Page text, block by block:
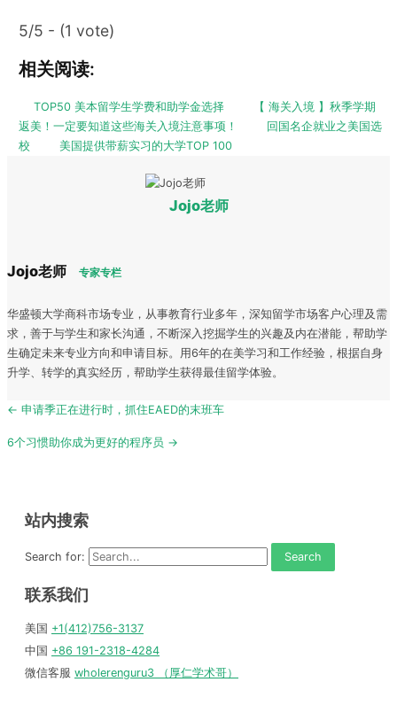
5/5 - (1 vote)
相关阅读:
TOP50 美本留学生学费和助学金选择
【 海关入境 】秋季学期
返美！一定要知道这些海关入境注意事项！
回国名企就业之美国选
校
美国提供带薪实习的大学TOP 100
Jojo老师
Jojo老师 专家专栏
华盛顿大学商科市场专业，从事教育行业多年，深知留学市场客户心理及需
求，善于与学生和家长沟通，不断深入挖掘学生的兴趣及内在潜能，帮助学
生确定未来专业方向和申请目标。用6年的在美学习和工作经验，根据自身
升学、转学的真实经历，帮助学生获得最佳留学体验。
Post
← 申请季正在进行时，抓住EAED的末班车
6个习惯助你成为更好的程序员 →
站内搜索
Search for:
联系我们
美国 +1(412)756-3137
中国 +86 191-2318-4284
微信客服 wholerenguru3 （厚仁学术哥）